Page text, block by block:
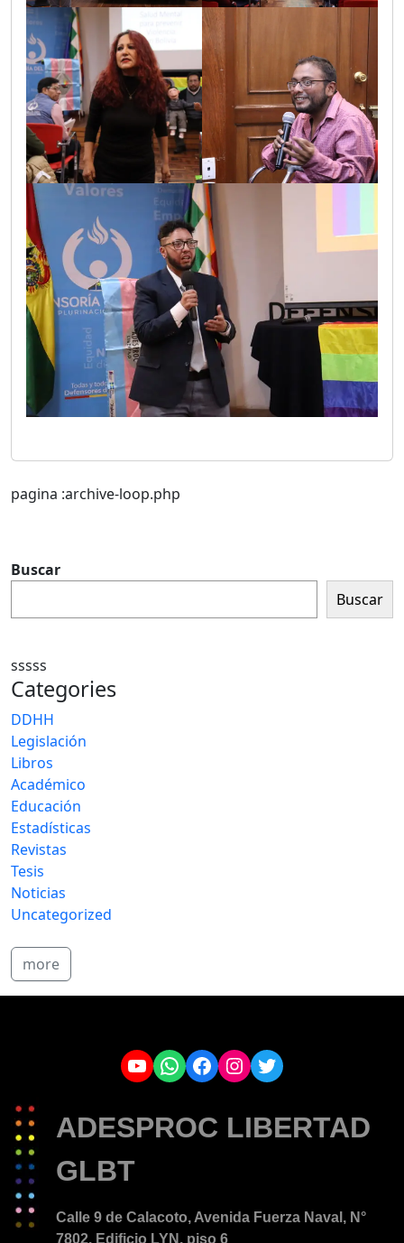
pagina :archive-loop.php
Buscar
Buscar
sssss
Categories
DDHH
Legislación
Libros
Académico
Educación
Estadísticas
Revistas
Tesis
Noticias
Uncategorized
more
YouTube WhatsApp Facebook Instagram Twitter
ADESPROC LIBERTAD
GLBT
Calle 9 de Calacoto, Avenida Fuerza Naval, N°
7802. Edificio LYN, piso 6